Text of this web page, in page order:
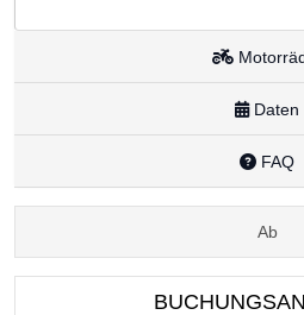
Daten
FAQ
Ab